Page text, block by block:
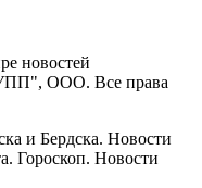
новостей
ООО. Все права
и Бердска. Новости
Гороскоп. Новости